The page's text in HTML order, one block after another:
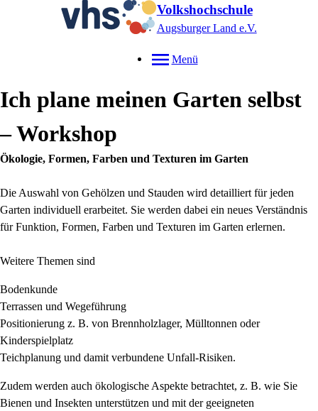
Volkshochschule
Augsburger Land e.V.
Menü
Ich plane meinen Garten selbst
– Workshop
Ökologie, Formen, Farben und Texturen im Garten
Die Auswahl von Gehölzen und Stauden wird detailliert für jeden
Garten individuell erarbeitet. Sie werden dabei ein neues Verständnis
für Funktion, Formen, Farben und Texturen im Garten erlernen.
Weitere Themen sind
Bodenkunde
Terrassen und Wegeführung
Positionierung z. B. von Brennholzlager, Mülltonnen oder
Kinderspielplatz
Teichplanung und damit verbundene Unfall-Risiken.
Zudem werden auch ökologische Aspekte betrachtet, z. B. wie Sie
Bienen und Insekten unterstützen und mit der geeigneten